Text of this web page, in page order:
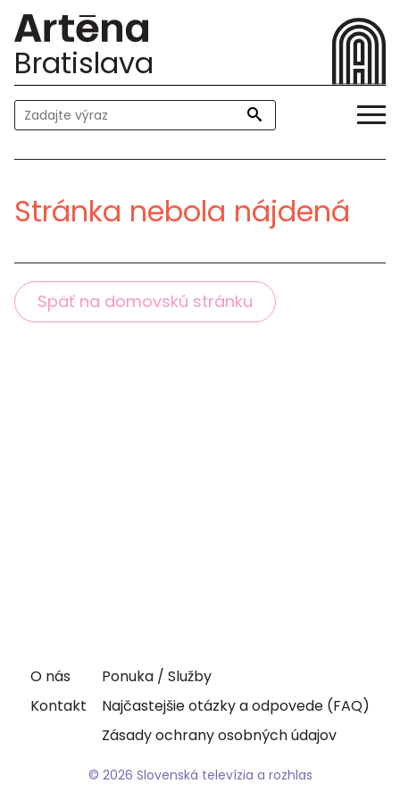
Bratislava
Stránka nebola nájdená
Späť na domovskú stránku
O nás
Kontakt
Ponuka / Služby
Najčastejšie otázky a odpovede (FAQ)
Zásady ochrany osobných údajov
© 2026 Slovenská televízia a rozhlas